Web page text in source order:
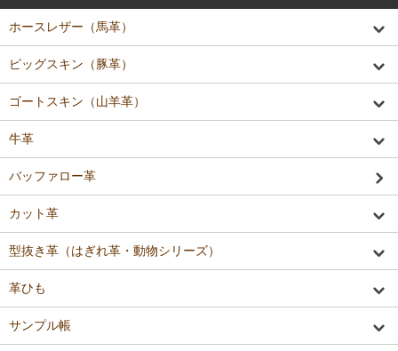
ホースレザー（馬革）
ピッグスキン（豚革）
ゴートスキン（山羊革）
牛革
バッファロー革
カット革
型抜き革（はぎれ革・動物シリーズ）
革ひも
サンプル帳